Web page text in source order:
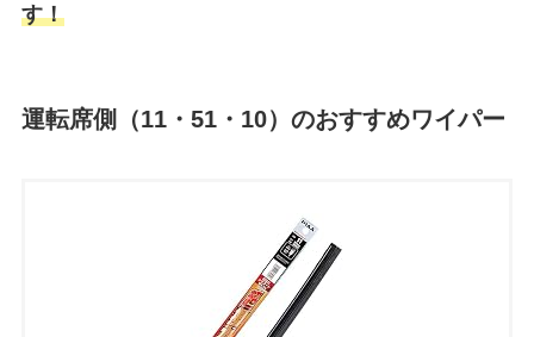
す！
運転席側（11・51・10）のおすすめワイパー